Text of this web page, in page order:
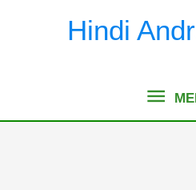
Hindi